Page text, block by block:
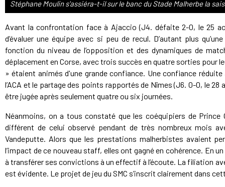
Stéphane Moulin s'assiéra-t-il sur le banc du Stade Malherbe la
Avant la confrontation face à Ajaccio (J4. défaite 2-0, le 25
d’évaluer une équipe avec si peu de recul. D’autant plus
fonction du niveau de l’opposition et des dynamiques de
déplacement en Corse, avec trois succès en quatre sorties pour
» étaient animés d'une grande confiance. Une confiance
l’ACA et le partage des points rapportés de Nîmes (J6. 0-0, le 28
être jugée après seulement quatre ou six journées.
Néanmoins, on a tous constaté que les coéquipiers de Prince
différent de celui observé pendant de très nombreux mois
Vandeputte. Alors que les prestations malherbistes avaient
l’impact de ce nouveau staff, elles ont gagné en cohérence. En
à transférer ses convictions à un effectif à l’écoute. La filiation
est évidente. Le projet de jeu du SMC s’inscrit clairement dans